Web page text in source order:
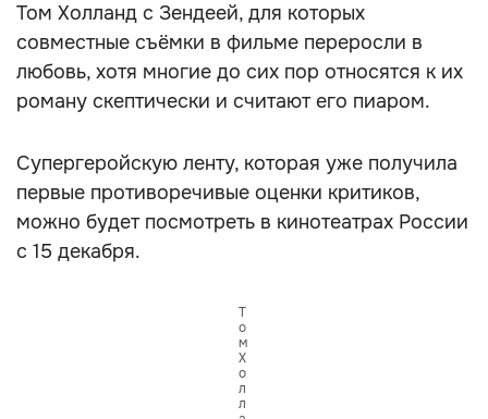
Том Холланд с Зендеей, для которых
совместные съёмки в фильме переросли в
любовь, хотя многие до сих пор относятся к их
роману скептически и считают его пиаром.
Супергеройскую ленту, которая уже получила
первые противоречивые оценки критиков,
можно будет посмотреть в кинотеатрах России
с 15 декабря.
Т
о
м
Х
о
л
л